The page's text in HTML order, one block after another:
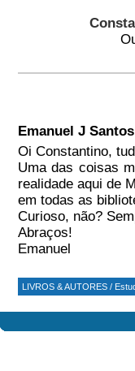
Emanuel J Santos
Oi Constantino,
Uma das coisas
realidade aqui de
em todas as
Curioso, não?
Abraços!
Emanuel
LIVROS & AUTORES/